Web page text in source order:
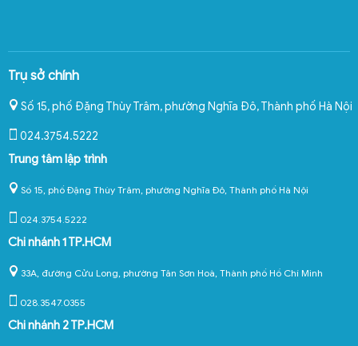
Trụ sở chính
Số 15, phố Đặng Thùy Trâm, phường Nghĩa Đô,Thành phố Hà Nội
024.3754.5222
Trung tâm lập trình
Số 15, phố Đặng Thùy Trâm, phường Nghĩa Đô, Thành phố Hà Nội
024.3754.5222
Chi nhánh 1 TP.HCM
33A, đường Cửu Long, phường Tân Sơn Hoà, Thành phố Hồ Chí Minh
028.3547.0355
Chi nhánh 2 TP.HCM